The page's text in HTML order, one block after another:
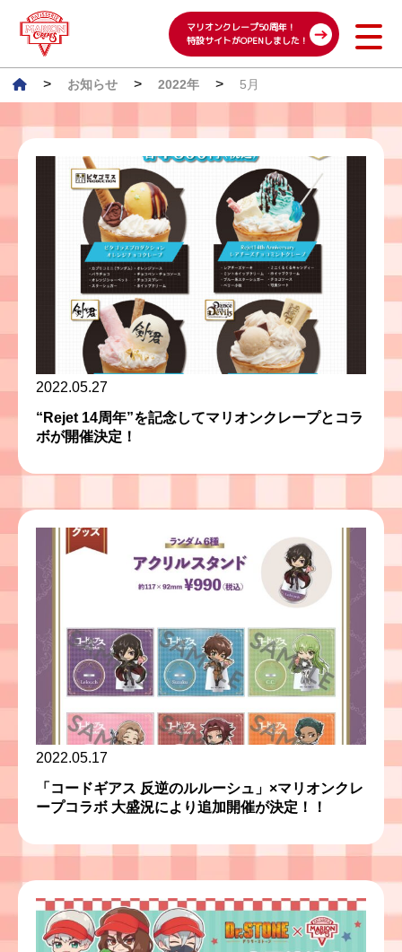
マリオンクレープ50周年！
特設サイトがOPENしました！
> お知らせ > 2022年 > 5月
2022.05.27
“Rejet 14周年”を記念してマリオンクレープとコラ
ボが開催決定！
2022.05.17
「コードギアス 反逆のルルーシュ」×マリオンクレ
ープコラボ 大盛況により追加開催が決定！！